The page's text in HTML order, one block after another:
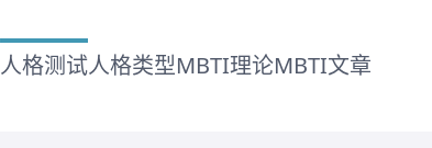
人格测试人格类型MBTI理论MBTI文章